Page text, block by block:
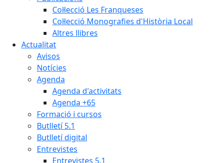
Col·lecció Les Franqueses
Col·lecció Monografies d'Història Local
Altres llibres
Actualitat
Avisos
Notícies
Agenda
Agenda d'activitats
Agenda +65
Formació i cursos
Butlletí 5.1
Butlletí digital
Entrevistes
Entrevistes 5.1